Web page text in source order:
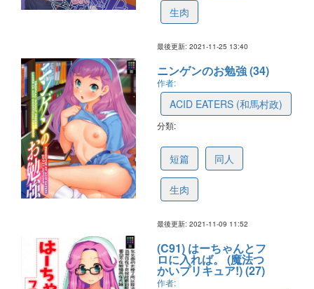
生肉
最後更新: 2021-11-25 13:40
ニンゲンのお勉強 (34)
作者:
ACID EATERS (和馬村政)
分類:
短篇 同人
生肉
最後更新: 2021-11-09 11:52
(C91) はーちゃんとフ
ロに入れば。 (魔法つ
かいプリキュア!) (27)
作者: